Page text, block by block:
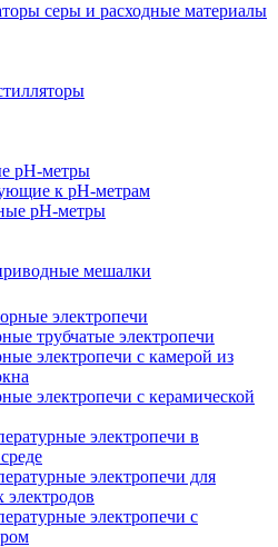
серы и расходные материалы
pH-метры
к pH-метрам
pH-метры
мешалки
электропечи
трубчатые электропечи
электропечи с камерой из
электропечи с керамической
электропечи в
электропечи для
электродов
электропечи с